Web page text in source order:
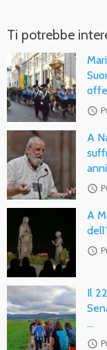
Ti potrebbe
access_time
A
access_time
A
access_time
Il
…
access_time